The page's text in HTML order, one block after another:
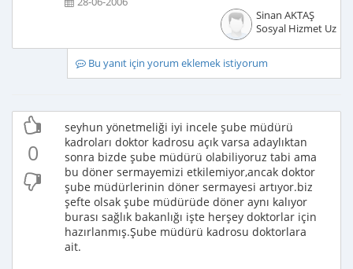
Sinan AKTAŞ
Sosyal Hizmet
Bu yanıt için yorum eklemek istiyorum
0
seyhun yönetmeliği iyi incele şube müdürü
kadroları doktor kadrosu açık varsa adaylıktan
sonra bizde şube müdürü olabiliyoruz tabi ama
bu döner sermayemizi etkilemiyor,ancak doktor
şube müdürlerinin döner sermayesi artıyor.biz
şefte olsak şube müdürüde döner aynı kalıyor
burası sağlık bakanlığı işte herşey doktorlar için
hazırlanmış.Şube müdürü kadrosu doktorlara
ait.